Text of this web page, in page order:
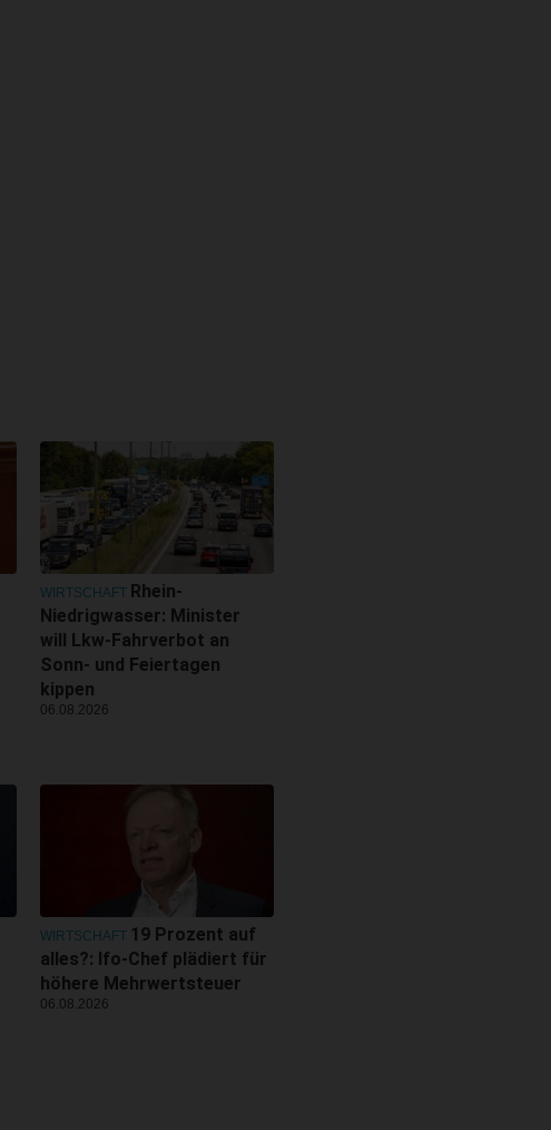
WIRTSCHAFT Rhein-
Niedrigwasser: Minister
will Lkw-Fahrverbot an
Sonn- und Feiertagen
kippen
06.08.2026
WIRTSCHAFT 19 Prozent auf
alles?: Ifo-Chef plädiert für
höhere Mehrwertsteuer
06.08.2026